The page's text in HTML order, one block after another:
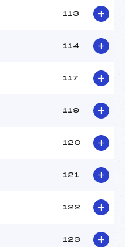
113
114
117
119
120
121
122
123